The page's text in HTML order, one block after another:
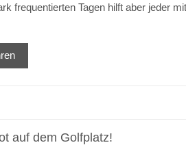
frequentierten Tagen hilft aber jeder
auf dem Golfplatz!